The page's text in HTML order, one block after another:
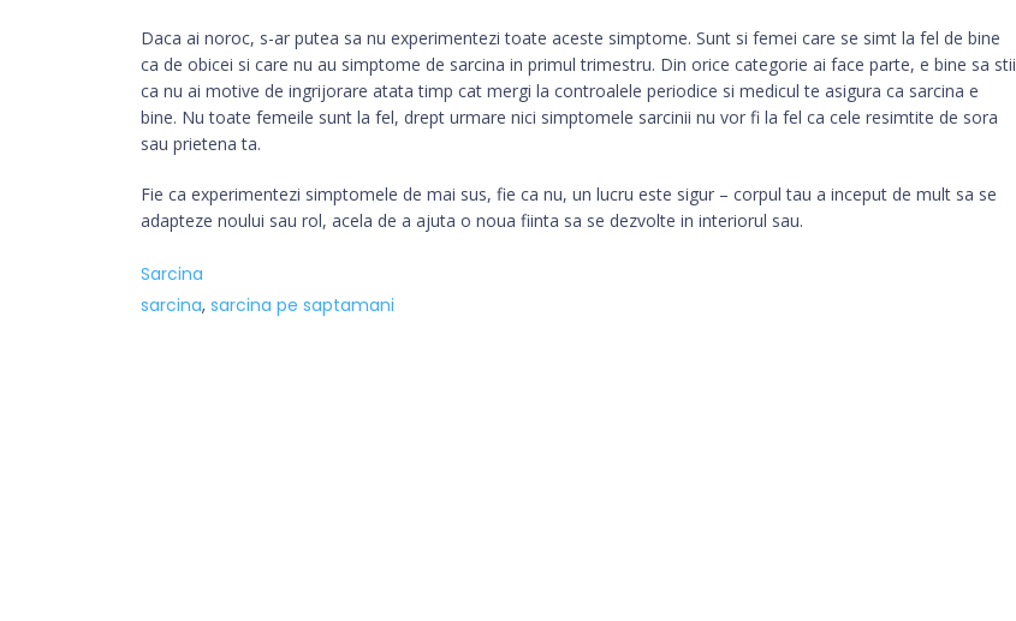
Daca ai noroc, s-ar putea sa nu experimentezi toate aceste simptome. Sunt si femei care se simt la fel de bine
ca de obicei si care nu au simptome de sarcina in primul trimestru. Din orice categorie ai face parte, e bine sa stii
ca nu ai motive de ingrijorare atata timp cat mergi la controalele periodice si medicul te asigura ca sarcina e
bine. Nu toate femeile sunt la fel, drept urmare nici simptomele sarcinii nu vor fi la fel ca cele resimtite de sora
sau prietena ta.
Fie ca experimentezi simptomele de mai sus, fie ca nu, un lucru este sigur – corpul tau a inceput de mult sa se
adapteze noului sau rol, acela de a ajuta o noua fiinta sa se dezvolte in interiorul sau.
Sarcina
sarcina, sarcina pe saptamani